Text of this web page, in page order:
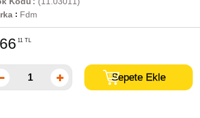
: Fdm
11 TL